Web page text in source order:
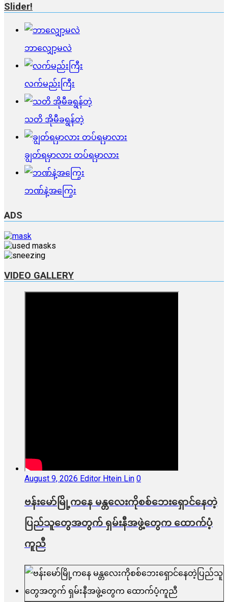
Slider!
ဘာလျှော့မလဲ
လက်မည်းကြီး
သတိ အိုမီခရွန်တဲ့
ချွတ်ရမှာလား တပ်ရမှာလား
ဘဏ်နဲ့အကြွေး
ADS
VIDEO GALLERY
August 9, 2026 Editor Htein Lin 0
ဗန်းမော်မြို့ကနေ မန္တလေးကိုစစ်ဘေးရှောင်နေတဲ့
ပြည်သူတွေအတွက် ရှမ်းနီအဖွဲ့တွေက ထောက်ပံ့
ကူညီ